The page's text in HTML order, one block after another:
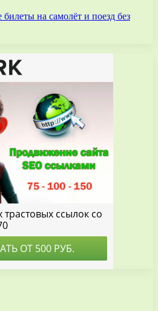
на самолёт и поезд без